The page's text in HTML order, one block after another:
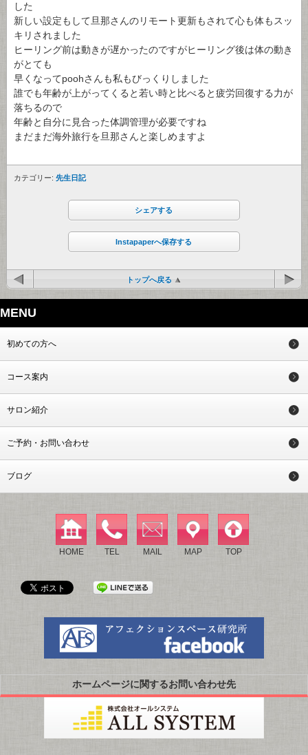
した
新しい設定もして旦那さんのリモート更新もされて心も体もスッ
キリされました
ヒーリング前は動きが遅かったのですがヒーリング後は体の動き
がとても
早くなってpoohさんも私もびっくりしました
誰でも年齢が上がってくると若い時と比べると疲労回復する力が
落ちるので
年齢と自分に見合った体調管理が必要ですね
まだまだ海外旅行を旦那さんと楽しめますよ
カテゴリー: 先生日記
シェアする
Instapaperへ保存する
トップへ戻る
MENU
初めての方へ
コース案内
サロン紹介
ご予約・お問い合わせ
ブログ
HOME TEL MAIL MAP TOP
ホームページに関するお問い合わせ先